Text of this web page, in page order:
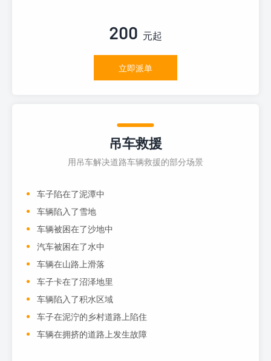
200 元起
立即派单
吊车救援
用吊车解决道路车辆救援的部分场景
车子陷在了泥潭中
车辆陷入了雪地
车辆被困在了沙地中
汽车被困在了水中
车辆在山路上滑落
车子卡在了沼泽地里
车辆陷入了积水区域
车子在泥泞的乡村道路上陷住
车辆在拥挤的道路上发生故障